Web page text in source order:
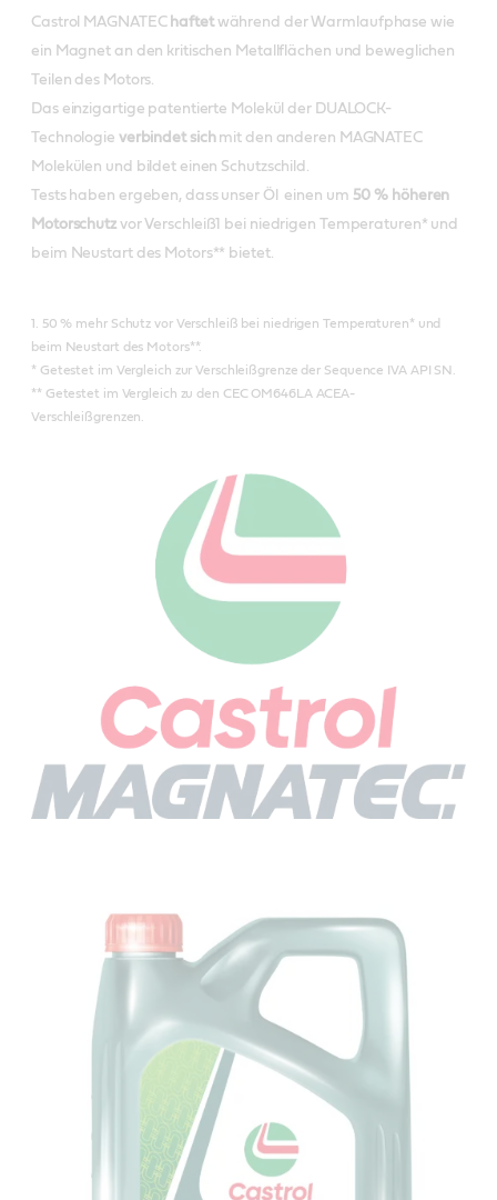
Castrol MAGNATEC haftetwährend der Warmlaufphase wie
ein Magnet an den kritischen Metallflächen und beweglichen
Teilen des Motors.
Das einzigartige patentierte Molekül der DUALOCK-
Technologie verbindet sichmit den anderen MAGNATEC
Molekülen und bildet einen Schutzschild.
Tests haben ergeben, dass unser Öl einen um 50 % höheren
Motorschutzvor Verschleiß1 bei niedrigen Temperaturen* und
beim Neustart des Motors** bietet.
1. 50 % mehr Schutz vor Verschleiß bei niedrigen Temperaturen* und
beim Neustart des Motors**.
* Getestet im Vergleich zur Verschleißgrenze der Sequence IVA API SN.
** Getestet im Vergleich zu den CEC OM646LA ACEA-
Verschleißgrenzen.